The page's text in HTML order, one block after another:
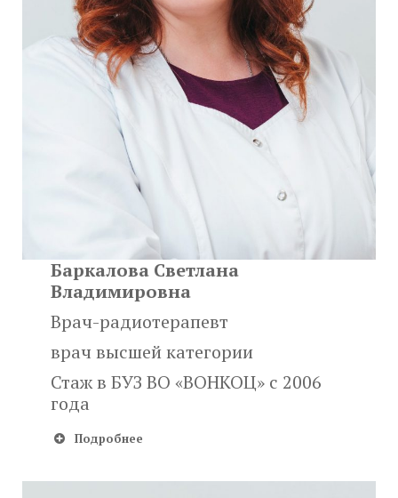
Баркалова Светлана
Владимировна
Врач-радиотерапевт
врач высшей категории
Стаж в БУЗ ВО «ВОНКОЦ» с 2006
года
Подробнее